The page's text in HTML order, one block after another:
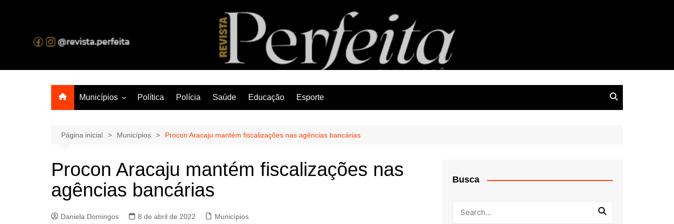
Revista Perfeita
A melhor revista eletrônica do interior de Sergipe
Municípios
Lagarto
Política Polícia Saúde Educação Esporte
Página inicial Municípios Procon Aracaju mantém fiscalizações nas agências bancárias
Procon Aracaju mantém fiscalizações nas
agências bancárias
Daniela Domingos 8 de abril de 2022 Municípios
Busca